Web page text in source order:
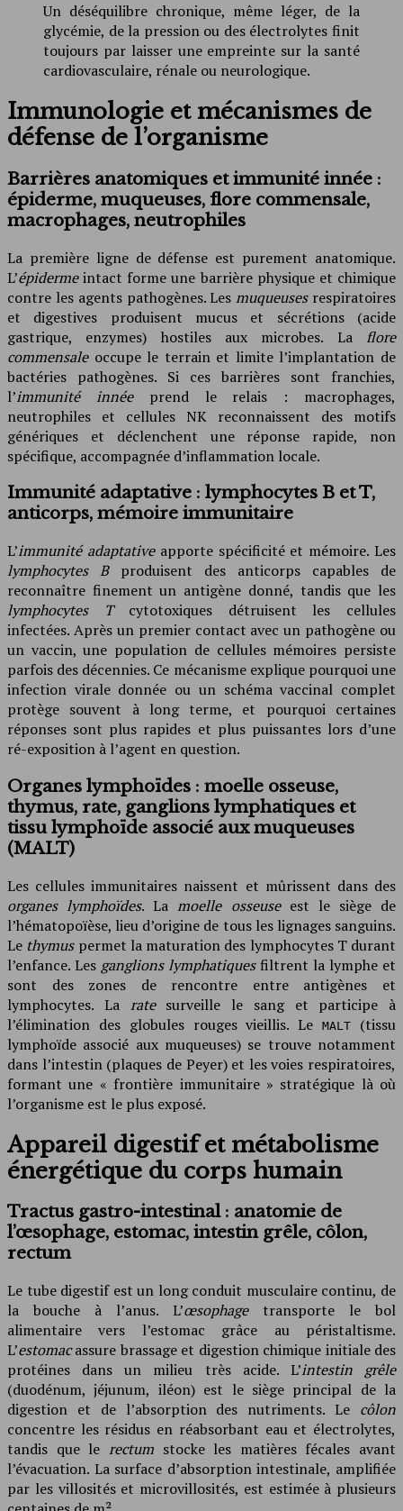
Un déséquilibre chronique, même léger, de la
glycémie, de la pression ou des électrolytes finit
toujours par laisser une empreinte sur la santé
cardiovasculaire, rénale ou neurologique.
Immunologie et mécanismes de
défense de l’organisme
Barrières anatomiques et immunité innée :
épiderme, muqueuses, flore commensale,
macrophages, neutrophiles
La première ligne de défense est purement anatomique.
L’épidermeintact forme une barrière physique et chimique
contre les agents pathogènes. Lesmuqueusesrespiratoires
et digestives produisent mucus et sécrétions (acide
gastrique, enzymes) hostiles aux microbes. La flore
commensaleoccupe le terrain et limite l’implantation de
bactéries pathogènes. Si ces barrières sont franchies,
l’immunité innéeprend le relais : macrophages,
neutrophiles et cellules NK reconnaissent des motifs
génériques et déclenchent une réponse rapide, non
spécifique, accompagnée d’inflammation locale.
Immunité adaptative : lymphocytes B et T,
anticorps, mémoire immunitaire
L’immunité adaptativeapporte spécificité et mémoire. Les
lymphocytes Bproduisent des anticorps capables de
reconnaître finement un antigène donné, tandis que les
lymphocytes Tcytotoxiques détruisent les cellules
infectées. Après un premier contact avec un pathogène ou
un vaccin, une population de cellules mémoires persiste
parfois des décennies. Ce mécanisme explique pourquoi une
infection virale donnée ou un schéma vaccinal complet
protège souvent à long terme, et pourquoi certaines
réponses sont plus rapides et plus puissantes lors d’une
ré-exposition à l’agent en question.
Organes lymphoïdes : moelle osseuse,
thymus, rate, ganglions lymphatiques et
tissu lymphoïde associé aux muqueuses
(MALT)
Les cellules immunitaires naissent et mûrissent dans des
organes lymphoïdes. Lamoelle osseuseest le siège de
l’hématopoïèse, lieu d’origine de tous les lignages sanguins.
Le thymuspermet la maturation des lymphocytes T durant
l’enfance. Les ganglions lymphatiquesfiltrent la lymphe et
sont des zones de rencontre entre antigènes et
lymphocytes. La ratesurveille le sang et participe à
l’élimination des globules rouges vieillis. LeMALT
(tissu
lymphoïde associé aux muqueuses) se trouve notamment
dans l’intestin (plaques de Peyer) et les voies respiratoires,
formant une « frontière immunitaire » stratégique là où
l’organisme est le plus exposé.
Appareil digestif et métabolisme
énergétique du corps humain
Tractus gastro-intestinal : anatomie de
l’œsophage, estomac, intestin grêle, côlon,
rectum
Le tube digestif est un long conduit musculaire continu, de
la bouche à l’anus. L’œsophagetransporte le bol
alimentaire vers l’estomac grâce au péristaltisme.
L’estomacassure brassage et digestion chimique initiale des
protéines dans un milieu très acide. L’intestin grêle
(duodénum, jéjunum, iléon) est le siège principal de la
digestion et de l’absorption des nutriments. Le côlon
concentre les résidus en réabsorbant eau et électrolytes,
tandis que le rectumstocke les matières fécales avant
l’évacuation. La surface d’absorption intestinale, amplifiée
par les villosités et microvillosités, est estimée à plusieurs